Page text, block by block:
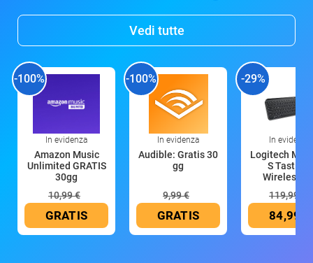
Vedi tutte
-100%
In evidenza
Amazon Music
Unlimited GRATIS
30gg
10,99 €
GRATIS
-100%
In evidenza
Audible: Gratis 30
gg
9,99 €
GRATIS
-29%
In evidenza
Logitech MX
S Tastiera
Wireless
119,99 €
84,99 €